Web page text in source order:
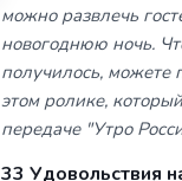
можно развлечь
новогоднюю ночь.
получилось, можете
этом ролике,
передаче "Утро
33 Удовольствия